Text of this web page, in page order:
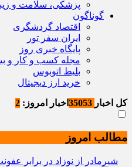
پزشکی، سلامت و
گوناگون
اقتصاد گردشگری
ایران سفر تور
پایگاه خبری روز
مجله کسب و کار و
بلیط اتوبوس
خرید ارز دیجیتال
کل اخبار اخبار امروز: 2
مطالب امروز
شیرمادر از نوزاد در برابر